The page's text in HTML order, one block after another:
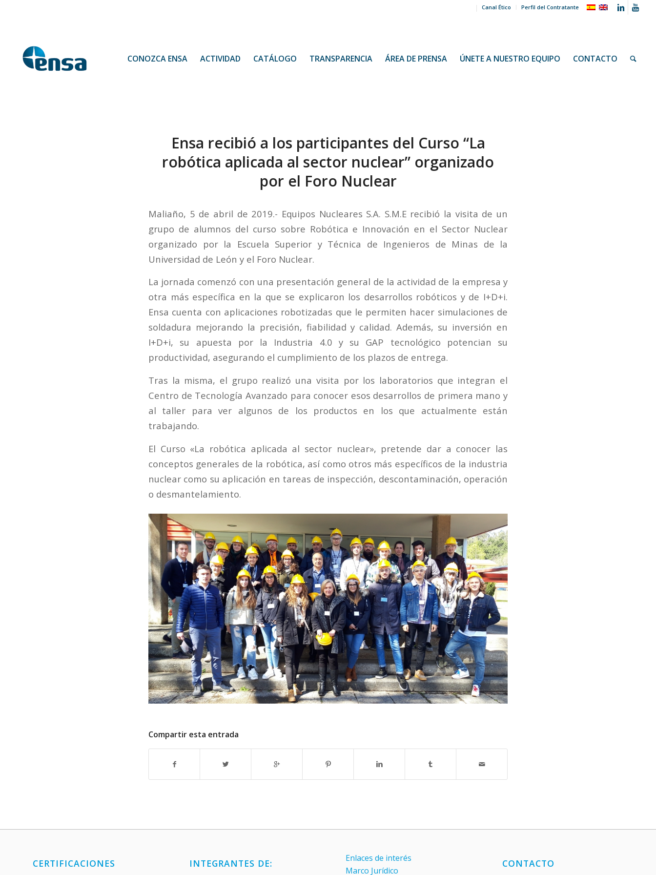
Canal Ético Perfil del Contratante
CONOZCA ENSA ACTIVIDAD CATÁLOGO TRANSPARENCIA ÁREA DE PRENSA ÚNETE A NUESTRO EQUIPO CONTACTO
Ensa recibió a los participantes del Curso “La
robótica aplicada al sector nuclear” organizado
por el Foro Nuclear
Maliaño, 5 de abril de 2019.- Equipos Nucleares S.A. S.M.E recibió la visita de un
grupo de alumnos del curso sobre Robótica e Innovación en el Sector Nuclear
organizado por la Escuela Superior y Técnica de Ingenieros de Minas de la
Universidad de León y el Foro Nuclear.
La jornada comenzó con una presentación general de la actividad de la empresa y
otra más específica en la que se explicaron los desarrollos robóticos y de I+D+i.
Ensa cuenta con aplicaciones robotizadas que le permiten hacer simulaciones de
soldadura mejorando la precisión, fiabilidad y calidad. Además, su inversión en
I+D+i, su apuesta por la Industria 4.0 y su GAP tecnológico potencian su
productividad, asegurando el cumplimiento de los plazos de entrega.
Tras la misma, el grupo realizó una visita por los laboratorios que integran el
Centro de Tecnología Avanzado para conocer esos desarrollos de primera mano y
al taller para ver algunos de los productos en los que actualmente están
trabajando.
El Curso «La robótica aplicada al sector nuclear», pretende dar a conocer las
conceptos generales de la robótica, así como otros más específicos de la industria
nuclear como su aplicación en tareas de inspección, descontaminación, operación
o desmantelamiento.
Compartir esta entrada
CERTIFICACIONES INTEGRANTES DE:
Enlaces de interés
Marco Jurídico
CONTACTO